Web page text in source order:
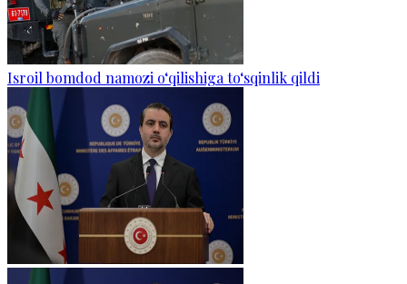
Isroil bomdod namozi o‘qilishiga to‘sqinlik qildi